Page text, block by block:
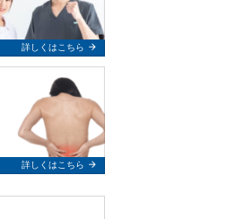
詳しくはこちら arrow_forward
詳しくはこちら arrow_forward